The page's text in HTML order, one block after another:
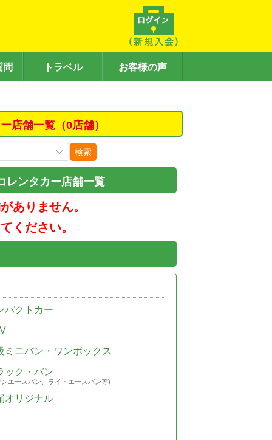
問 トラベル お客様の声
店舗一覧（0店舗）
検索
レンタカー店舗一覧
ありません。
ください。
パクトカー
ミニバン・ワンボックス
ック・バン
エースバン、ライトエースバン等)
オリジナル